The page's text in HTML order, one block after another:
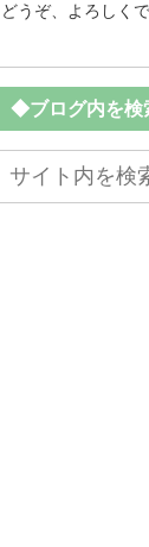
どうぞ、よろしくで
◆ブログ内を検